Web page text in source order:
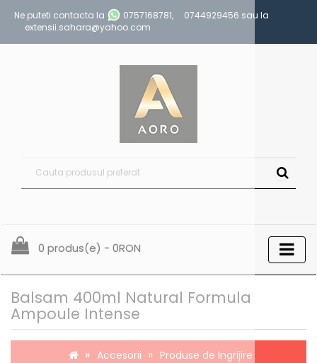
Ne puteti contacta la 0757168781, 0744929456 sau la
extensii.sahara@yahoo.com
0 produs(e) - 0RON
Balsam 400ml Natural Formula
Ampoule Intense
Accesorii
Produse de Ingrijire